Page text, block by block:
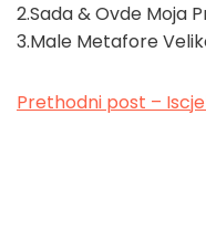
2.Sada & Ovde Moja
3.Male Metafore
Prethodni post –